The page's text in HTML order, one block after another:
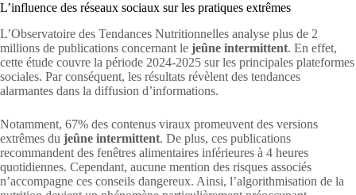
L’influence des réseaux sociaux sur les pratiques extrêmes
L’Observatoire des Tendances Nutritionnelles analyse plus de 2
millions de publications concernant le jeûne intermittent. En effet,
cette étude couvre la période 2024-2025 sur les principales plateformes
sociales. Par conséquent, les résultats révèlent des tendances
alarmantes dans la diffusion d’informations.
Notamment, 67% des contenus viraux promeuvent des versions
extrêmes du jeûne intermittent. De plus, ces publications
recommandent des fenêtres alimentaires inférieures à 4 heures
quotidiennes. Cependant, aucune mention des risques associés
n’accompagne ces conseils dangereux. Ainsi, l’algorithmisation de la